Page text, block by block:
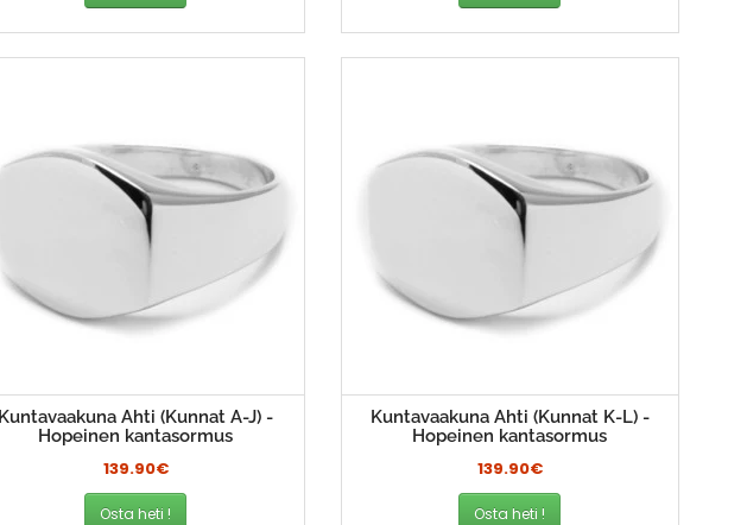
Kuntavaakuna Ahti (Kunnat A-J) -
Hopeinen kantasormus
139.90€
Osta heti !
Kuntavaakuna Ahti (Kunnat K-L) -
Hopeinen kantasormus
139.90€
Osta heti !